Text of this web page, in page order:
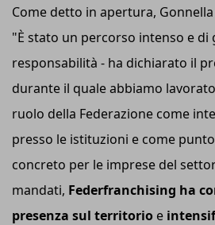
Come detto in apertura,
"È stato un percorso intenso e di
responsabilità - ha dichiarato il
durante il quale abbiamo
ruolo della Federazione come
presso le istituzioni e come
concreto per le imprese del
mandati, Federfranchising ha
presenza sul territorio e